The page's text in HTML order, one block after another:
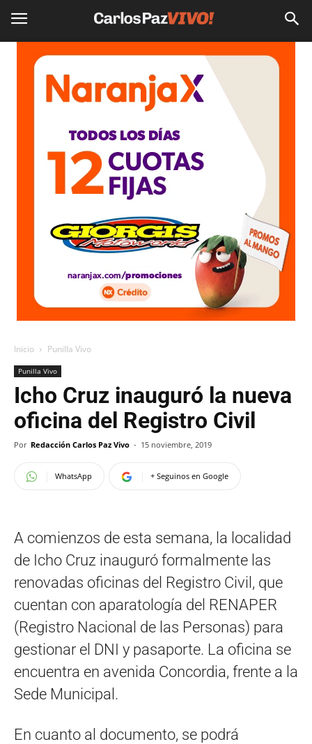
Inicio Punilla Vivo
Punilla Vivo
Icho Cruz inauguró la nueva
oficina del Registro Civil
Por Redacción Carlos Paz Vivo - 15 noviembre, 2019
WhatsApp + Seguinos en Google
A comienzos de esta semana, la localidad
de Icho Cruz inauguró formalmente las
renovadas oficinas del Registro Civil, que
cuentan con aparatología del RENAPER
(Registro Nacional de las Personas) para
gestionar el DNI y pasaporte. La oficina se
encuentra en avenida Concordia, frente a la
Sede Municipal.
En cuanto al documento, se podrá